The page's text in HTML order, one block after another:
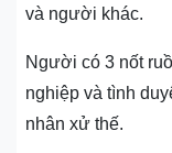
và người khác.
Người có 3 nốt
nghiệp và tình
nhân xử thế.